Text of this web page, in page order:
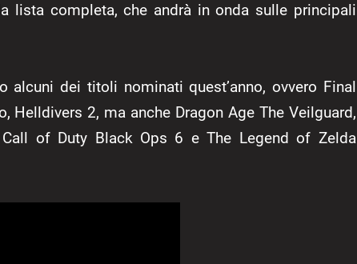
lista completa, che andrà in onda sulle principali
alcuni dei titoli nominati quest’anno, ovvero Final
Helldivers 2, ma anche Dragon Age The Veilguard,
Call of Duty Black Ops 6 e The Legend of Zelda